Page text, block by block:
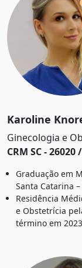
Karoline
Ginecologia e
CRM SC - 26020
Graduação em
Santa Catarina
Residência
e Obstetrícia
término em